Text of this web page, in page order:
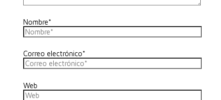
Nombre*
Correo electrónico*
Web